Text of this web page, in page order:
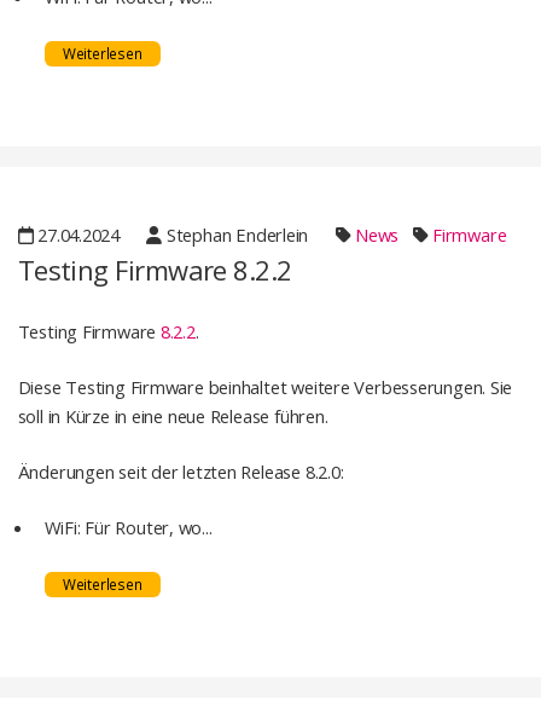
Weiterlesen
27.04.2024 Stephan Enderlein News Firmware
Testing Firmware 8.2.2
Testing Firmware 8.2.2.
Diese Testing Firmware beinhaltet weitere Verbesserungen. Sie
soll in Kürze in eine neue Release führen.
Änderungen seit der letzten Release 8.2.0:
WiFi: Für Router, wo...
Weiterlesen